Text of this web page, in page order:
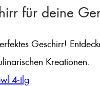
für deine
Geschirr!
Kreationen.
4-tlg